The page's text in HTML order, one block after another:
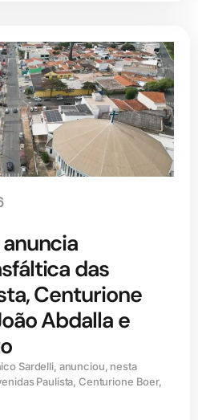
das
Centurione
Abdalla e
Sardelli, anunciou, nesta
Paulista, Centurione Boer,